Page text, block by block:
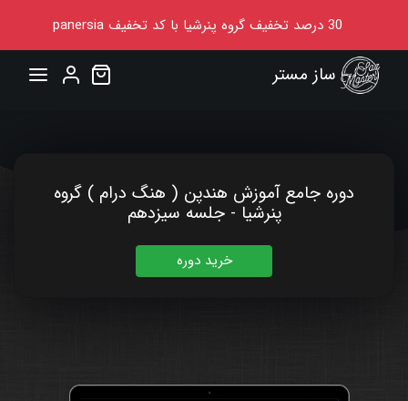
30 درصد تخفیف گروه پنرشیا با کد تخفیفpanersia
ساز مستر
دوره جامع آموزش هندپن ( هنگ درام ) گروه
پنرشیا - جلسه سیزدهم
خرید دوره